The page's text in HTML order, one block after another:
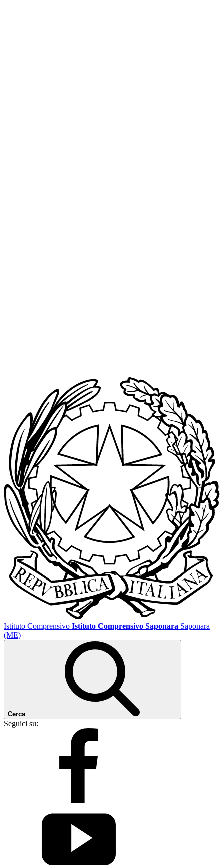
Istituto Comprensivo Istituto Comprensivo Saponara Saponara
(ME)
Cerca
Seguici su: